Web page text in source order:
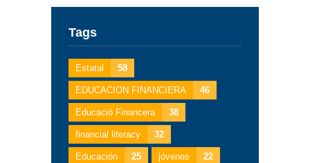
Tags
Estatal 58
EDUCACION FINANCIERA 46
Educació Financera 38
financial literacy 32
Educación 25 jóvenes 22